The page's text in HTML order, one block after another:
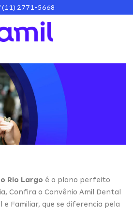
(11) 2771-5668
Rio Largo é o plano perfeito
Confira o Convênio Amil Dental
e Familiar, que se diferencia pela